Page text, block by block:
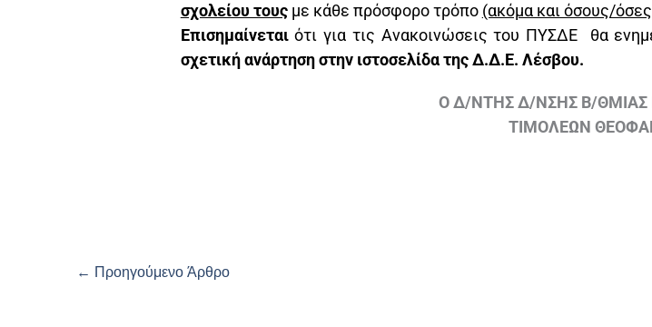
σχολείου τους με κάθε πρόσφορο τρόπο (ακόμα και όσους/
Επισημαίνεταιότι για τις Ανακοινώσεις του ΠΥΣΔΕ θα
σχετική ανάρτηση στην ιστοσελίδα της Δ.Δ.Ε. Λέσβου.
Ο Δ/ΝΤΗΣ Δ/ΝΣΗΣ Β/ΘΜΙΑΣ
ΤΙΜΟΛΕΩΝ
← Προηγούμενο Άρθρο